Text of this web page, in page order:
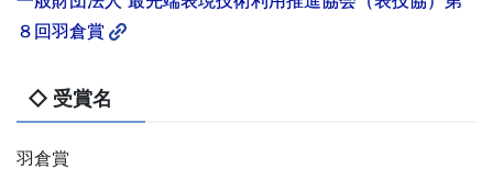
８回羽倉賞
◇ 受賞名
羽倉賞